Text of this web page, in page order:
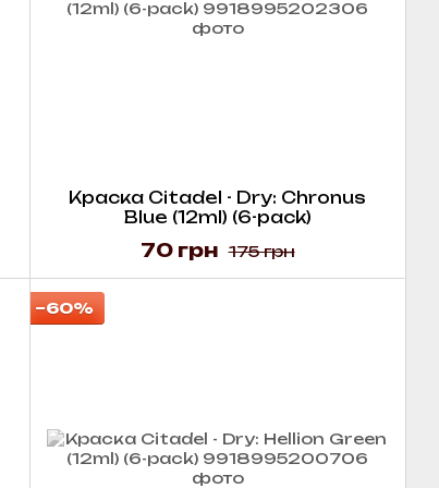
Краска Citadel - Dry: Chronus
Blue (12ml) (6-pack)
175 грн
70 грн
−60%